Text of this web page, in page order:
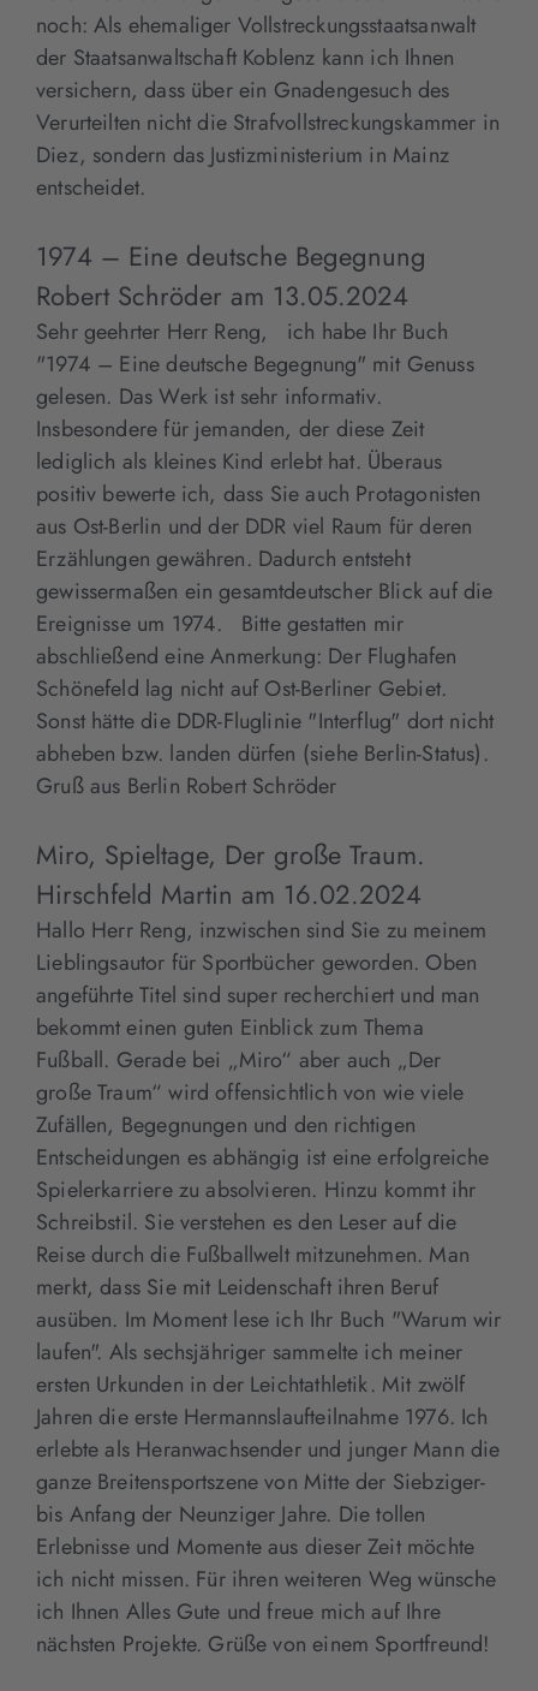
noch: Als ehemaliger Vollstreckungsstaatsanwalt
der Staatsanwaltschaft Koblenz kann ich Ihnen
versichern, dass über ein Gnadengesuch des
Verurteilten nicht die Strafvollstreckungskammer in
Diez, sondern das Justizministerium in Mainz
entscheidet.
1974 – Eine deutsche Begegnung
Robert Schröder am 13.05.2024
Sehr geehrter Herr Reng, ich habe Ihr Buch
"1974 – Eine deutsche Begegnung" mit Genuss
gelesen. Das Werk ist sehr informativ.
Insbesondere für jemanden, der diese Zeit
lediglich als kleines Kind erlebt hat. Überaus
positiv bewerte ich, dass Sie auch Protagonisten
aus Ost-Berlin und der DDR viel Raum für deren
Erzählungen gewähren. Dadurch entsteht
gewissermaßen ein gesamtdeutscher Blick auf die
Ereignisse um 1974. Bitte gestatten mir
abschließend eine Anmerkung: Der Flughafen
Schönefeld lag nicht auf Ost-Berliner Gebiet.
Sonst hätte die DDR-Fluglinie "Interflug" dort nicht
abheben bzw. landen dürfen (siehe Berlin-Status).
Gruß aus Berlin Robert Schröder
Miro, Spieltage, Der große Traum.
Hirschfeld Martin am 16.02.2024
Hallo Herr Reng, inzwischen sind Sie zu meinem
Lieblingsautor für Sportbücher geworden. Oben
angeführte Titel sind super recherchiert und man
bekommt einen guten Einblick zum Thema
Fußball. Gerade bei „Miro“ aber auch „Der
große Traum“ wird offensichtlich von wie viele
Zufällen, Begegnungen und den richtigen
Entscheidungen es abhängig ist eine erfolgreiche
Spielerkarriere zu absolvieren. Hinzu kommt ihr
Schreibstil. Sie verstehen es den Leser auf die
Reise durch die Fußballwelt mitzunehmen. Man
merkt, dass Sie mit Leidenschaft ihren Beruf
ausüben. Im Moment lese ich Ihr Buch "Warum wir
laufen". Als sechsjähriger sammelte ich meiner
ersten Urkunden in der Leichtathletik. Mit zwölf
Jahren die erste Hermannslaufteilnahme 1976. Ich
erlebte als Heranwachsender und junger Mann die
ganze Breitensportszene von Mitte der Siebziger-
bis Anfang der Neunziger Jahre. Die tollen
Erlebnisse und Momente aus dieser Zeit möchte
ich nicht missen. Für ihren weiteren Weg wünsche
ich Ihnen Alles Gute und freue mich auf Ihre
nächsten Projekte. Grüße von einem Sportfreund!